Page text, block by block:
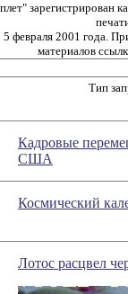
зарегистрирован
5 февраля 2001 года.
материалов
Тип
Кадровые
США
Космический
Лотос расцвел